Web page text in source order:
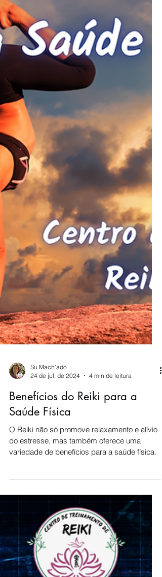
o que realmente sabemos sobre a origem do
Reiki, com respeito à tradição e à verdade.
Benefícios do Reiki para a
Saúde Física
O Reiki não só promove relaxamento e alívio
do estresse, mas também oferece uma
variedade de benefícios para a saúde física.